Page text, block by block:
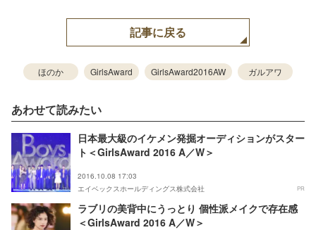
記事に戻る
ほのか GirlsAward GirlsAward2016AW ガルアワ
あわせて読みたい
日本最大級のイケメン発掘オーディションがスター
ト＜GirlsAward 2016 A／W＞
2016.10.08 17:03
エイベックスホールディングス株式会社
PR
ラブリの美背中にうっとり 個性派メイクで存在感
＜GirlsAward 2016 A／W＞